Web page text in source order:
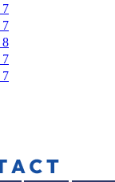
7
7
8
7
7